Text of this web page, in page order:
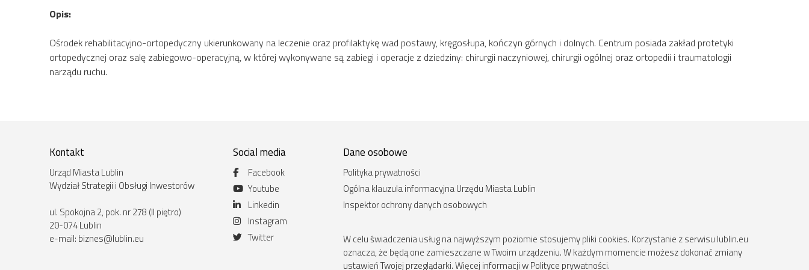
Opis:
Ośrodek rehabilitacyjno-ortopedyczny ukierunkowany na leczenie oraz profilaktykę wad postawy, kręgosłupa, kończyn górnych i dolnych. Centrum posiada zakład protetyki
ortopedycznej oraz salę zabiegowo-operacyjną, w której wykonywane są zabiegi i operacje z dziedziny: chirurgii naczyniowej, chirurgii ogólnej oraz ortopedii i traumatologii
narządu ruchu.
Kontakt
Urząd Miasta Lublin
Wydział Strategii i Obsługi Inwestorów
ul. Spokojna 2, pok. nr 278 (II piętro)
20-074 Lublin
e-mail: biznes@lublin.eu
Social media
Facebook
Youtube
Linkedin
Instagram
Twitter
Dane osobowe
Polityka prywatności
Ogólna klauzula informacyjna Urzędu Miasta Lublin
Inspektor ochrony danych osobowych
W celu świadczenia usług na najwyższym poziomie stosujemy pliki cookies. Korzystanie z serwisu lublin.eu
oznacza, że będą one zamieszczane w Twoim urządzeniu. W każdym momencie możesz dokonać zmiany
ustawień Twojej przeglądarki. Więcej informacji w Polityce prywatności.